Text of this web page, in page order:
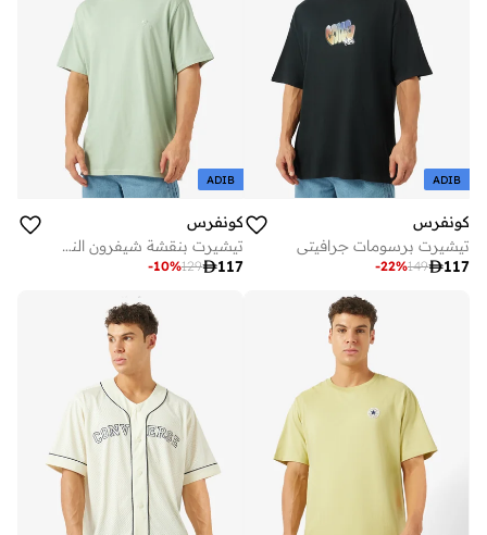
ADIB
كونفرس
تيشيرت برسومات جرافيتي
117
149
-22%
ADIB
كونفرس
تيشيرت بنقشة شيفرون النجوم
117
129
-10%